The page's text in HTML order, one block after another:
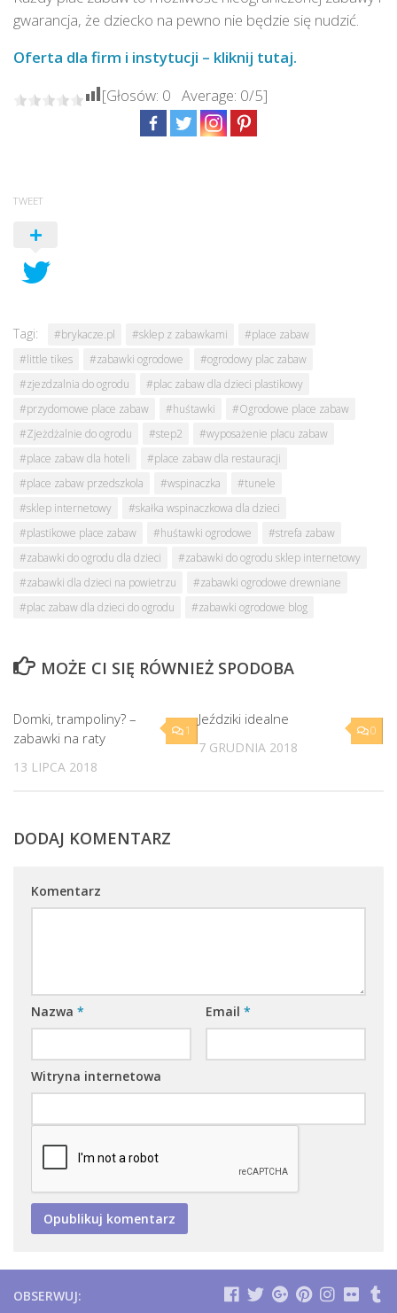
gwarancja, że dziecko na pewno nie będzie się nudzić.
Oferta dla firm i instytucji – kliknij tutaj.
[Głosów: 0 Average: 0/5]
TWEET
Tagi: #brykacze.pl #sklep z zabawkami
#place zabaw
#little tikes
#zabawki ogrodowe
#ogrodowy plac zabaw
#zjezdzalnia do ogrodu
#plac zabaw dla dzieci plastikowy
#przydomowe place zabaw
#huśtawki
#Ogrodowe place zabaw
#Zjeżdżalnie do ogrodu
#step2
#wyposażenie placu zabaw
#place zabaw dla hoteli
#place zabaw dla restauracji
#place zabaw przedszkola
#wspinaczka
#tunele
#sklep internetowy
#skałka wspinaczkowa dla dzieci
#plastikowe place zabaw
#huśtawki ogrodowe
#strefa zabaw
#zabawki do ogrodu dla dzieci
#zabawki do ogrodu sklep internetowy
#zabawki dla dzieci na powietrzu
#zabawki ogrodowe drewniane
#plac zabaw dla dzieci do ogrodu
#zabawki ogrodowe blog
MOŻE CI SIĘ RÓWNIEŻ SPODOBA
1
Domki, trampoliny? –
zabawki na raty
13 LIPCA 2018
0
Jeździki idealne
7 GRUDNIA 2018
DODAJ KOMENTARZ
Komentarz
Nazwa * Email *
Witryna internetowa
OBSERWUJ: